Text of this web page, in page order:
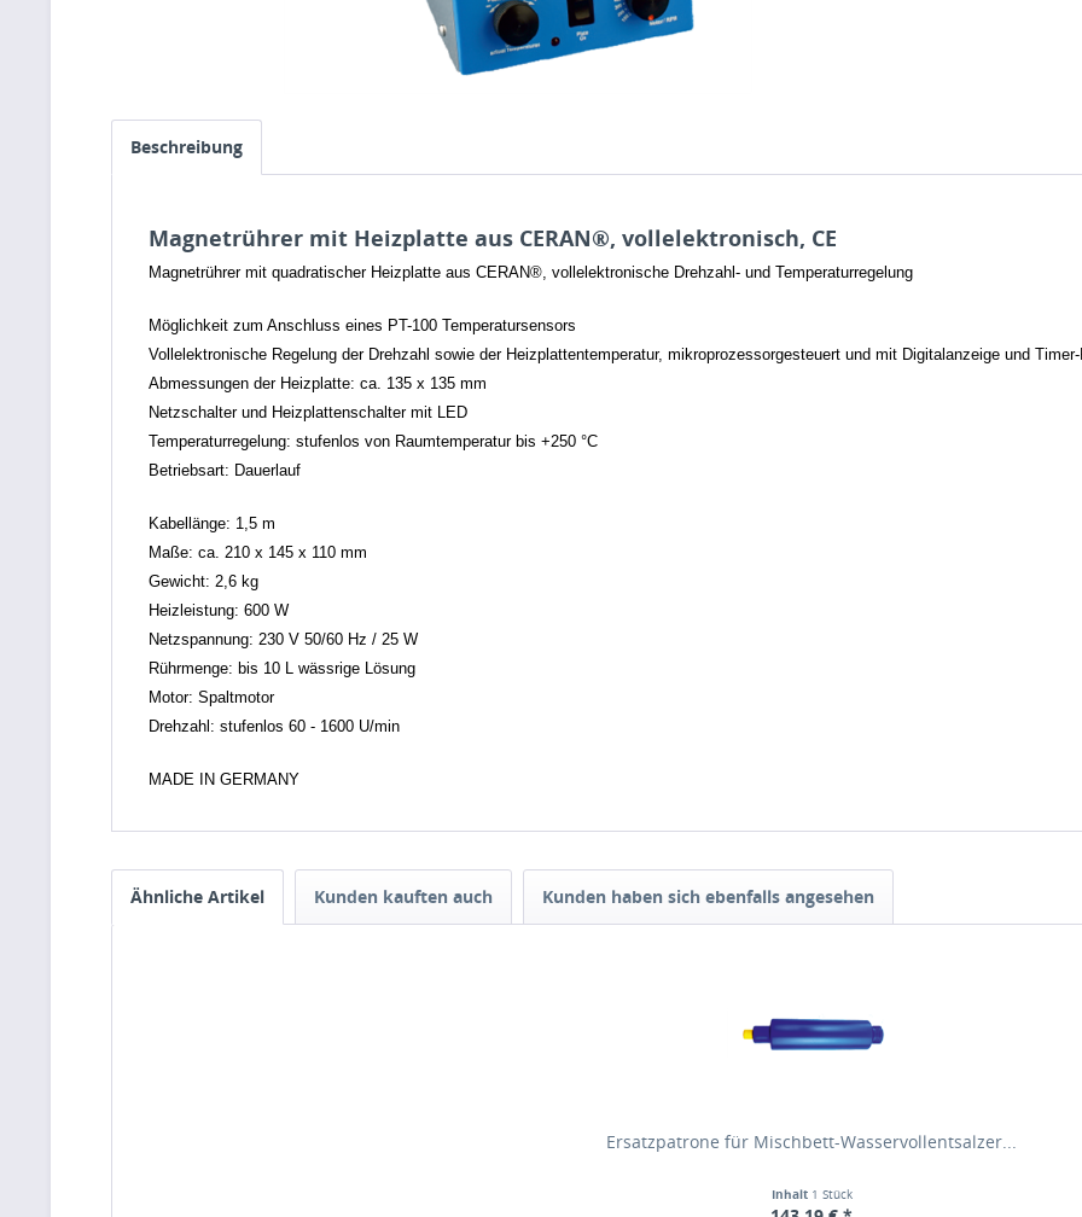
Beschreibung
Magnetrührer mit Heizplatte aus CERAN®, vollelektronisch, CE
Magnetrührer mit quadratischer Heizplatte aus CERAN®, vollelektronische Drehzahl- und Temperaturregelung
Möglichkeit zum Anschluss eines PT-100 Temperatursensors
Vollelektronische Regelung der Drehzahl sowie der Heizplattentemperatur, mikroprozessorgesteuert und mit Digitalanzeige und
Abmessungen der Heizplatte: ca. 135 x 135 mm
Netzschalter und Heizplattenschalter mit LED
Temperaturregelung: stufenlos von Raumtemperatur bis +250 °C
Betriebsart: Dauerlauf
Kabellänge: 1,5 m
Maße: ca. 210 x 145 x 110 mm
Gewicht: 2,6 kg
Heizleistung: 600 W
Netzspannung: 230 V 50/60 Hz / 25 W
Rührmenge: bis 10 L wässrige Lösung
Motor: Spaltmotor
Drehzahl: stufenlos 60 - 1600 U/min
MADE IN GERMANY
Ähnliche Artikel Kunden kauften auch Kunden haben sich ebenfalls angesehen
Ersatzpatrone für Mischbett-Wasservollentsalzer...
Inhalt 1 Stück